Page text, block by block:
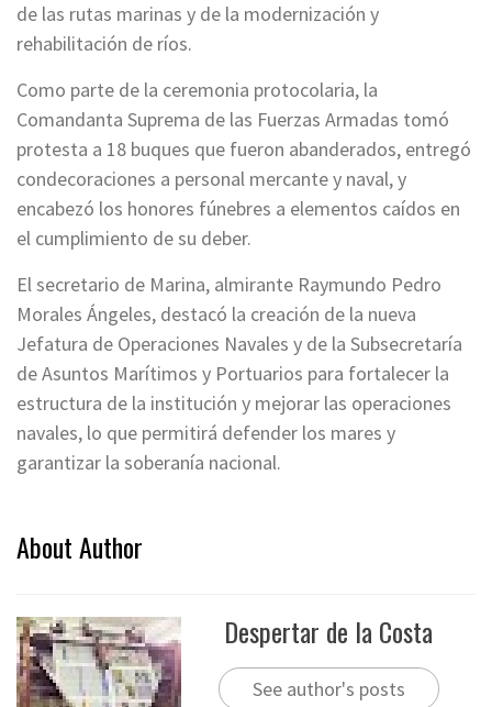
de las rutas marinas y de la modernización y
rehabilitación de ríos.
Como parte de la ceremonia protocolaria, la
Comandanta Suprema de las Fuerzas Armadas tomó
protesta a 18 buques que fueron abanderados, entregó
condecoraciones a personal mercante y naval, y
encabezó los honores fúnebres a elementos caídos en
el cumplimiento de su deber.
El secretario de Marina, almirante Raymundo Pedro
Morales Ángeles, destacó la creación de la nueva
Jefatura de Operaciones Navales y de la Subsecretaría
de Asuntos Marítimos y Portuarios para fortalecer la
estructura de la institución y mejorar las operaciones
navales, lo que permitirá defender los mares y
garantizar la soberanía nacional.
About Author
Despertar de la Costa
See author's posts